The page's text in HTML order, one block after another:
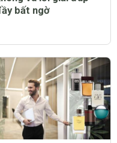
bất ngờ